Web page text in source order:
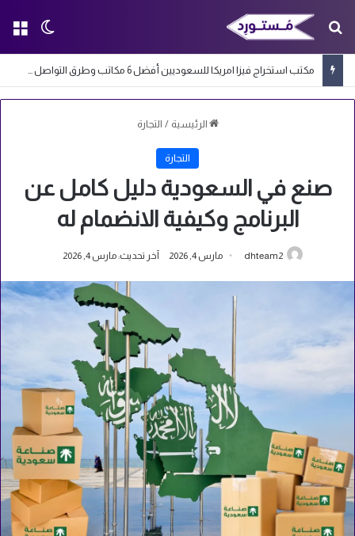
الوضع بحث عن
مكتب استخراج فيزا امريكا للسعوديين أفضل 6 مكاتب وطرق التواصل معها
الرئيسية / التجارة
التجارة
صنع في السعودية دليل كامل عن
البرنامج وكيفية الانضمام له
dhteam2 مارس 4, 2026 آخر تحديث: مارس 4, 2026